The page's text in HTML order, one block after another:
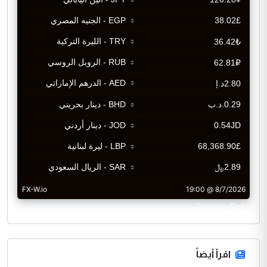
CurrencyRate
اقرأ أيضاً